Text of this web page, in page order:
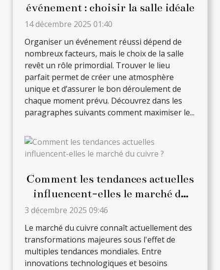
événement : choisir la salle idéale
14 décembre 2025 01:40
Organiser un événement réussi dépend de
nombreux facteurs, mais le choix de la salle
revêt un rôle primordial. Trouver le lieu
parfait permet de créer une atmosphère
unique et d’assurer le bon déroulement de
chaque moment prévu. Découvrez dans les
paragraphes suivants comment maximiser le...
Comment les tendances actuelles
influencent-elles le marché du
cuivre ?
3 décembre 2025 09:46
Le marché du cuivre connaît actuellement des
transformations majeures sous l'effet de
multiples tendances mondiales. Entre
innovations technologiques et besoins